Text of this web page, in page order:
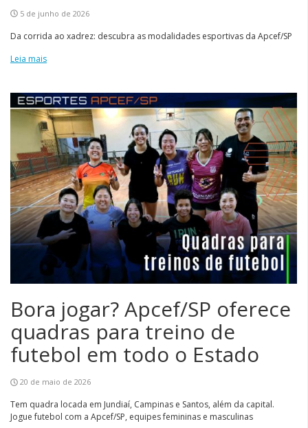
5 de junho de 2026
Da corrida ao xadrez: descubra as modalidades esportivas da Apcef/SP
Leia mais
Bora jogar? Apcef/SP oferece
quadras para treino de
futebol em todo o Estado
20 de maio de 2026
Tem quadra locada em Jundiaí, Campinas e Santos, além da capital.
Jogue futebol com a Apcef/SP, equipes femininas e masculinas